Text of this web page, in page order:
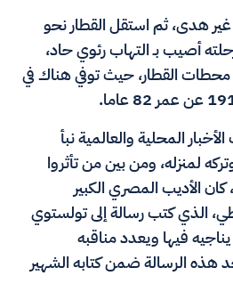
هدى، ثم استقل القطار نحو
أصيب بـ التهاب رئوي حاد،
القطار، حيث توفي هناك في
المحلية والعالمية نبأ
لمنزله، ومن بين من تأثروا
الأديب المصري الكبير
الذي كتب رسالة إلى تولستوي
فيها ويعدد مناقبه
الرسالة ضمن كتابه الشهير